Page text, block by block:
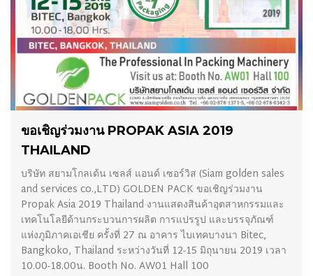
23/07/2019
ขอเชิญร่วมงาน PROPAK ASIA 2019
THAILAND
บริษัท สยามโกลเด้น เซลส์ แอนด์ เซอร์วิส (Siam golden sales
and services co.,LTD) GOLDEN PACK ขอเชิญร่วมงาน
Propak Asia 2019 Thailand งานแสดงสินค้าอุตสาหกรรมและ
เทคโนโลยีด้านกระบวนการผลิต การแปรรูป และบรรจุภัณฑ์
แห่งภูมิภาคเอเชีย ครั้งที่ 27 ณ อาคาร ไบเทคบางนา Bitec,
Bangkoko, Thailand ระหว่างวันที่ 12-15 มิถุนายน 2019 เวลา
10.00-18.00น. Booth No. AW01 Hall 100